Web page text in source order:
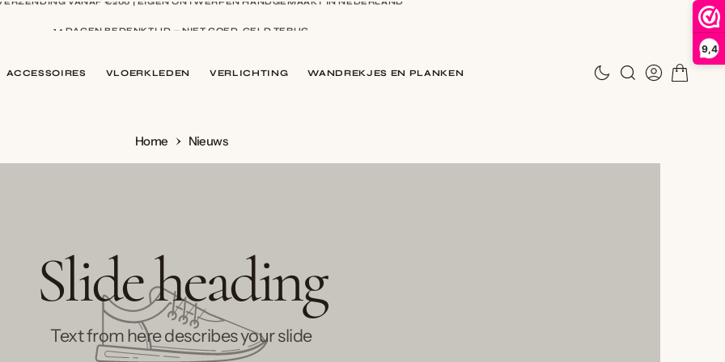
9,4
ACCESSOIRES VLOERKLEDEN VERLICHTING WANDREKJES EN PLANKEN
Home Nieuws
Slide heading
Text from here describes your slide